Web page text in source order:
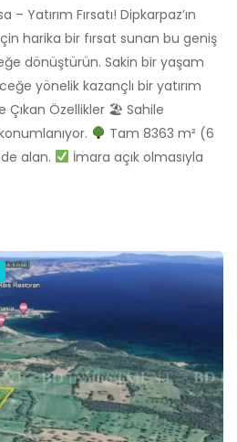
– Yatırım Fırsatı! Dipkarpaz’ın
harika bir fırsat sunan bu geniş
dönüştürün. Sakin bir yaşam
yönelik kazançlı bir yatırım
Çıkan Özellikler 🏖 Sahile
Tam 8363 m² (6
alan.
İmara açık olmasıyla